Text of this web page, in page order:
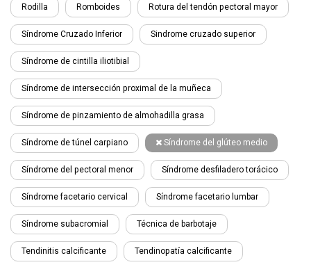
Rodilla Romboides Rotura del tendón pectoral mayor
Síndrome Cruzado Inferior Sindrome cruzado superior
Síndrome de cintilla iliotibial
Síndrome de intersección proximal de la muñeca
Síndrome de pinzamiento de almohadilla grasa
Síndrome de túnel carpiano Síndrome del glúteo medio
Síndrome del pectoral menor Síndrome desfiladero torácico
Síndrome facetario cervical Síndrome facetario lumbar
Síndrome subacromial Técnica de barbotaje
Tendinitis calcificante Tendinopatía calcificante